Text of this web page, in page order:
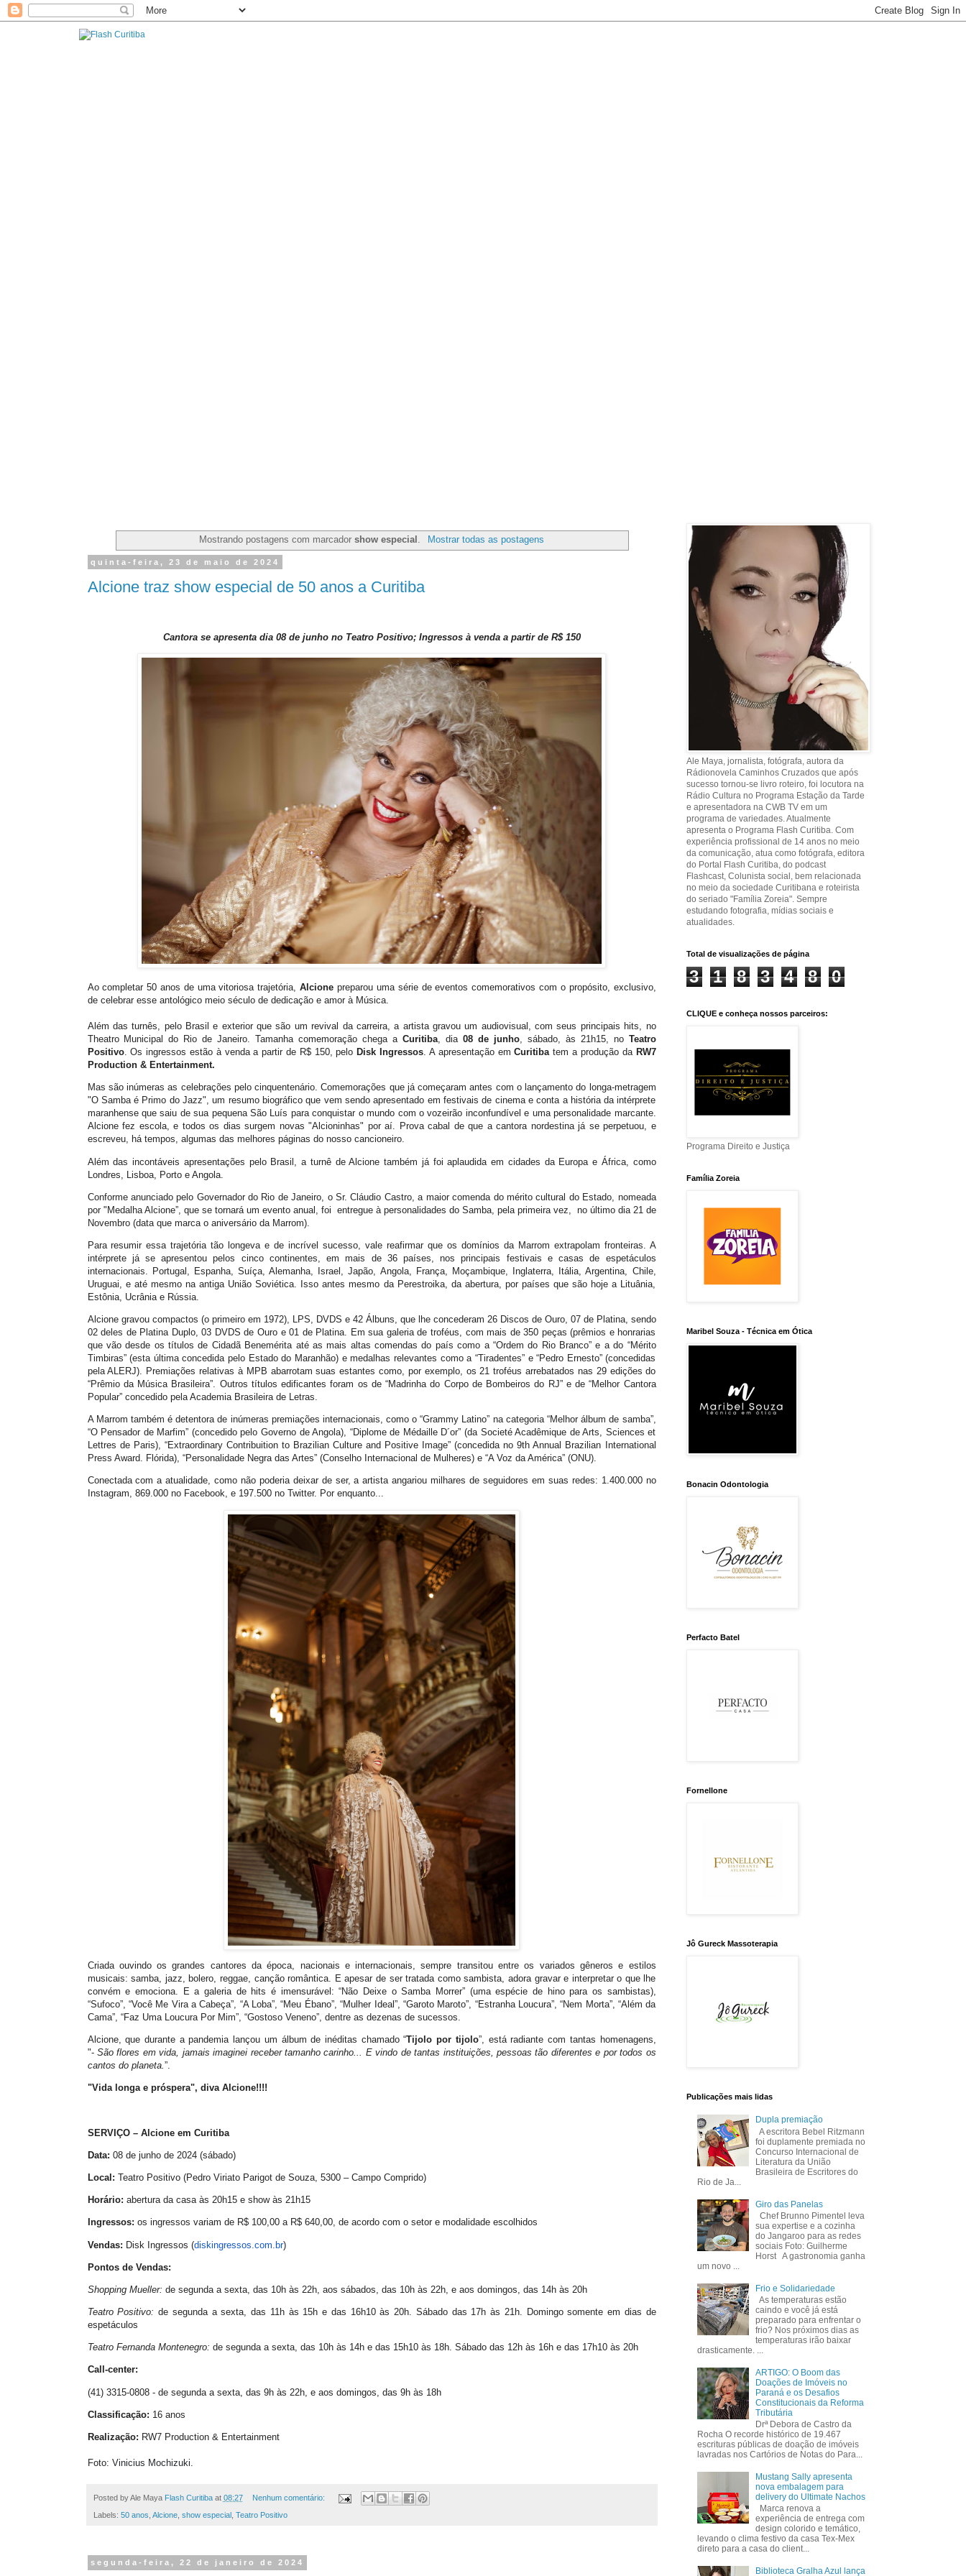
Mostrando postagens com marcadorshow especial Mostrar todas as postagens
quinta-feira, 23 de maio de 2024
Alcione traz show especial de 50 anos a Curitiba
Cantora se apresenta dia 08 de junho no Teatro Positivo; Ingressos à venda a partir de R$ 150
Ao completar 50 anos de uma vitoriosa trajetória,Alcione preparou uma série de eventos comemorativos com o propósito, exclusivo,
de celebrar esse antológico meio século de dedicação e amor à Música.
Além das turnês, pelo Brasil e exterior que são um revival da carreira, a artista gravou um audiovisual, com seus principais hits, no
Theatro Municipal do Rio de Janeiro. Tamanha comemoração chega a Curitiba, dia 08 de junho, sábado, às 21h15, no Teatro
Positivo. Os ingressos estão à venda a partir de R$ 150, pelo Disk Ingressos. A apresentação emCuritibatem a produção da RW7
Production & Entertainment.
Mas são inúmeras as celebrações pelo cinquentenário. Comemorações que já começaram antes com o lançamento do longa-metragem
"O Samba é Primo do Jazz", um resumo biográfico que vem sendo apresentado em festivais de cinema e conta a história da intérprete
maranhense que saiu de sua pequena São Luís para conquistar o mundo com o vozeirão inconfundível e uma personalidade marcante.
Alcione fez escola, e todos os dias surgem novas "Alcioninhas" por aí. Prova cabal de que a cantora nordestina já se perpetuou, e
escreveu, há tempos, algumas das melhores páginas do nosso cancioneiro.
Além das incontáveis apresentações pelo Brasil, a turnê de Alcione também já foi aplaudida em cidades da Europa e África, como
Londres, Lisboa, Porto e Angola.
Conforme anunciado pelo Governador do Rio de Janeiro, o Sr. Cláudio Castro, a maior comenda do mérito cultural do Estado, nomeada
por "Medalha Alcione”, que se tornará um evento anual, foi entregue à personalidades do Samba, pela primeira vez, no último dia 21 de
Novembro (data que marca o aniversário da Marrom).
Para resumir essa trajetória tão longeva e de incrível sucesso, vale reafirmar que os domínios da Marrom extrapolam fronteiras. A
intérprete já se apresentou pelos cinco continentes, em mais de 36 países, nos principais festivais e casas de espetáculos
internacionais. Portugal, Espanha, Suíça, Alemanha, Israel, Japão, Angola, França, Moçambique, Inglaterra, Itália, Argentina, Chile,
Uruguai, e até mesmo na antiga União Soviética. Isso antes mesmo da Perestroika, da abertura, por países que são hoje a Lituânia,
Estônia, Ucrânia e Rússia.
Alcione gravou compactos (o primeiro em 1972), LPS, DVDS e 42 Álbuns, que lhe concederam 26 Discos de Ouro, 07 de Platina, sendo
02 deles de Platina Duplo, 03 DVDS de Ouro e 01 de Platina. Em sua galeria de troféus, com mais de 350 peças (prêmios e honrarias
que vão desde os títulos de Cidadã Benemérita até as mais altas comendas do país como a “Ordem do Rio Branco” e a do “Mérito
Timbiras” (esta última concedida pelo Estado do Maranhão) e medalhas relevantes como a “Tiradentes” e “Pedro Ernesto” (concedidas
pela ALERJ). Premiações relativas à MPB abarrotam suas estantes como, por exemplo, os 21 troféus arrebatados nas 29 edições do
“Prêmio da Música Brasileira”. Outros títulos edificantes foram os de “Madrinha do Corpo de Bombeiros do RJ” e de “Melhor Cantora
Popular” concedido pela Academia Brasileira de Letras.
A Marrom também é detentora de inúmeras premiações internacionais, como o “Grammy Latino” na categoria “Melhor álbum de samba”,
“O Pensador de Marfim” (concedido pelo Governo de Angola), “Diplome de Médaille D´or” (da Societé Acadêmique de Arts, Sciences et
Lettres de Paris), “Extraordinary Contribuition to Brazilian Culture and Positive Image” (concedida no 9th Annual Brazilian International
Press Award. Flórida), “Personalidade Negra das Artes” (Conselho Internacional de Mulheres) e “A Voz da América” (ONU).
Conectada com a atualidade, como não poderia deixar de ser, a artista angariou milhares de seguidores em suas redes: 1.400.000 no
Instagram, 869.000 no Facebook, e 197.500 no Twitter. Por enquanto...
Criada ouvindo os grandes cantores da época, nacionais e internacionais, sempre transitou entre os variados gêneros e estilos
musicais: samba, jazz, bolero, reggae, canção romântica. E apesar de ser tratada como sambista, adora gravar e interpretar o que lhe
convém e emociona. E a galeria de hits é imensurável: “Não Deixe o Samba Morrer” (uma espécie de hino para os sambistas),
“Sufoco”, “Você Me Vira a Cabeça”, “A Loba”, “Meu Ébano”, “Mulher Ideal”, “Garoto Maroto”, “Estranha Loucura”, “Nem Morta”, “Além da
Cama”, “Faz Uma Loucura Por Mim”, “Gostoso Veneno”, dentre as dezenas de sucessos.
Alcione, que durante a pandemia lançou um álbum de inéditas chamado “Tijolo por tijolo”, está radiante com tantas homenagens,
"- São flores em vida, jamais imaginei receber tamanho carinho... E vindo de tantas instituições, pessoas tão diferentes e por todos os
cantos do planeta.”.
"Vida longa e próspera", diva Alcione!!!!
SERVIÇO – Alcioneem Curitiba
Data: 08 de junho de 2024 (sábado)
Local: Teatro Positivo (Pedro Viriato Parigot de Souza, 5300 – Campo Comprido)
Horário: abertura da casa às 20h15 e show às 21h15
Ingressos: os ingressos variam de R$ 100,00 a R$ 640,00, de acordo com o setor e modalidade escolhidos
Vendas: Disk Ingressos (diskingressos.com.br)
Pontos de Vendas:
Shopping Mueller: de segunda a sexta, das 10h às 22h, aos sábados, das 10h às 22h, e aos domingos, das 14h às 20h
Teatro Positivo: de segunda a sexta, das 11h às 15h e das 16h10 às 20h. Sábado das 17h às 21h. Domingo somente em dias de
espetáculos
Teatro Fernanda Montenegro: de segunda a sexta, das 10h às 14h e das 15h10 às 18h. Sábado das 12h às 16h e das 17h10 às 20h
Call-center:
(41) 3315-0808 - de segunda a sexta, das 9h às 22h, e aos domingos, das 9h às 18h
Classificação: 16 anos
Realização: RW7 Production & Entertainment
Foto: Vinicius Mochizuki.
Posted by Ale Maya Flash Curitiba at 08:27 Nenhum comentário:
Labels: 50 anos, Alcione, show especial , Teatro Positivo
segunda-feira, 22 de janeiro de 2024
Ale Maya, jornalista, fotógrafa, autora da
Rádionovela Caminhos Cruzados que após
sucesso tornou-se livro roteiro, foi locutora na
Rádio Cultura no Programa Estação da Tarde
e apresentadora na CWB TV em um
programa de variedades. Atualmente
apresenta o Programa Flash Curitiba. Com
experiência profissional de 14 anos no meio
da comunicação, atua como fotógrafa, editora
do Portal Flash Curitiba, do podcast
Flashcast, Colunista social, bem relacionada
no meio da sociedade Curitibana e roteirista
do seriado "Família Zoreia". Sempre
estudando fotografia, mídias sociais e
atualidades.
Total de visualizações de página
3 1 8 3 4 8 0
CLIQUE e conheça nossos parceiros:
Programa Direito e Justiça
Família Zoreia
Maribel Souza - Técnica em Ótica
Bonacin Odontologia
Perfacto Batel
Fornellone
Jô Gureck Massoterapia
Publicações mais lidas
Dupla premiação
A escritora Bebel Ritzmann
foi duplamente premiada no
Concurso Internacional de
Literatura da União
Brasileira de Escritores do
Rio de Ja...
Giro das Panelas
Chef Brunno Pimentel leva
sua expertise e a cozinha
do Jangaroo para as redes
sociais Foto: Guilherme
Horst A gastronomia ganha
um novo ...
Frio e Solidariedade
As temperaturas estão
caindo e você já está
preparado para enfrentar o
frio? Nos próximos dias as
temperaturas irão baixar
drasticamente. ...
ARTIGO: O Boom das
Doações de Imóveis no
Paraná e os Desafios
Constitucionais da Reforma
Tributária
Drª Debora de Castro da
Rocha O recorde histórico de 19.467
escrituras públicas de doação de imóveis
lavradas nos Cartórios de Notas do Para...
Mustang Sally apresenta
nova embalagem para
delivery do Ultimate Nachos
Marca renova a
experiência de entrega com
design colorido e temático,
levando o clima festivo da casa Tex-Mex
direto para a casa do client...
Biblioteca Gralha Azul lança